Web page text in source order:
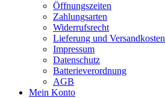
Öffnungszeiten
Zahlungsarten
Widerrufsrecht
Lieferung und Versandkosten
Impressum
Datenschutz
Batterieverordnung
AGB
Mein Konto